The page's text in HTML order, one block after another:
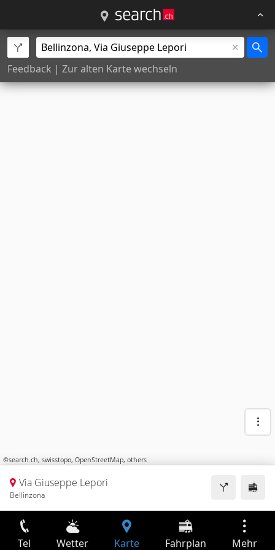
Feedback | Zur alten Karte wechseln
©search.ch, swisstopo, OpenStreetMap, others
Via Giuseppe Lepori
Bellinzona
Tel Wetter Karte Fahrplan Mehr